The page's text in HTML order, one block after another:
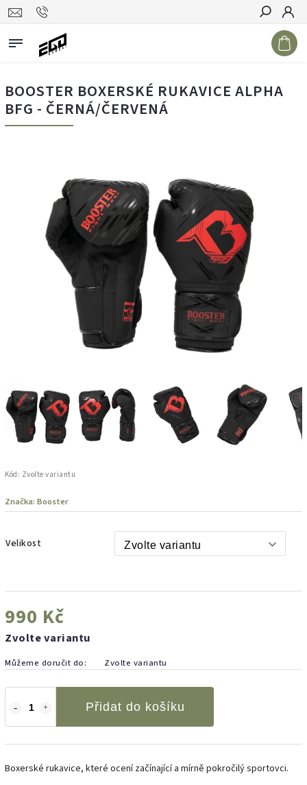
Hledat
BOOSTER BOXERSKÉ RUKAVICE ALPHA
BFG - ČERNÁ/ČERVENÁ
Kód: Zvolte variantu
Značka: Booster
Velikost
990 Kč
Zvolte variantu
Můžeme doručit do: Zvolte variantu
Přidat do košíku
Boxerské rukavice, které ocení začínající a mírně pokročilý sportovci.